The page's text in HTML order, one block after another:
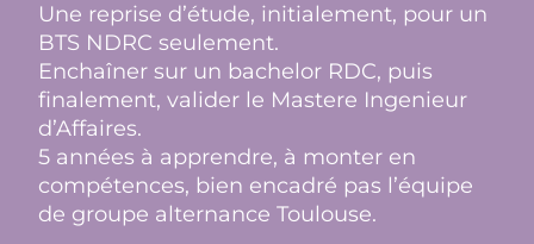
Une reprise d’étude, initialement, pour un
BTS NDRC seulement.
Enchaîner sur un bachelor RDC, puis
finalement, valider le Mastere Ingenieur
d’Affaires.
5 années à apprendre, à monter en
compétences, bien encadré pas l’équipe
de groupe alternance Toulouse.